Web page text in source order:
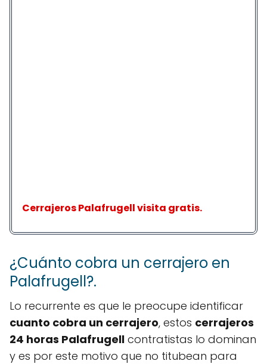
Cerrajeros Palafrugell visita gratis.
¿Cuánto cobra un cerrajero en
Palafrugell?.
Lo recurrente es que le preocupe identificar
cuanto cobra un cerrajero, estos cerrajeros
24 horas Palafrugell contratistas lo dominan
y es por este motivo que no titubean para